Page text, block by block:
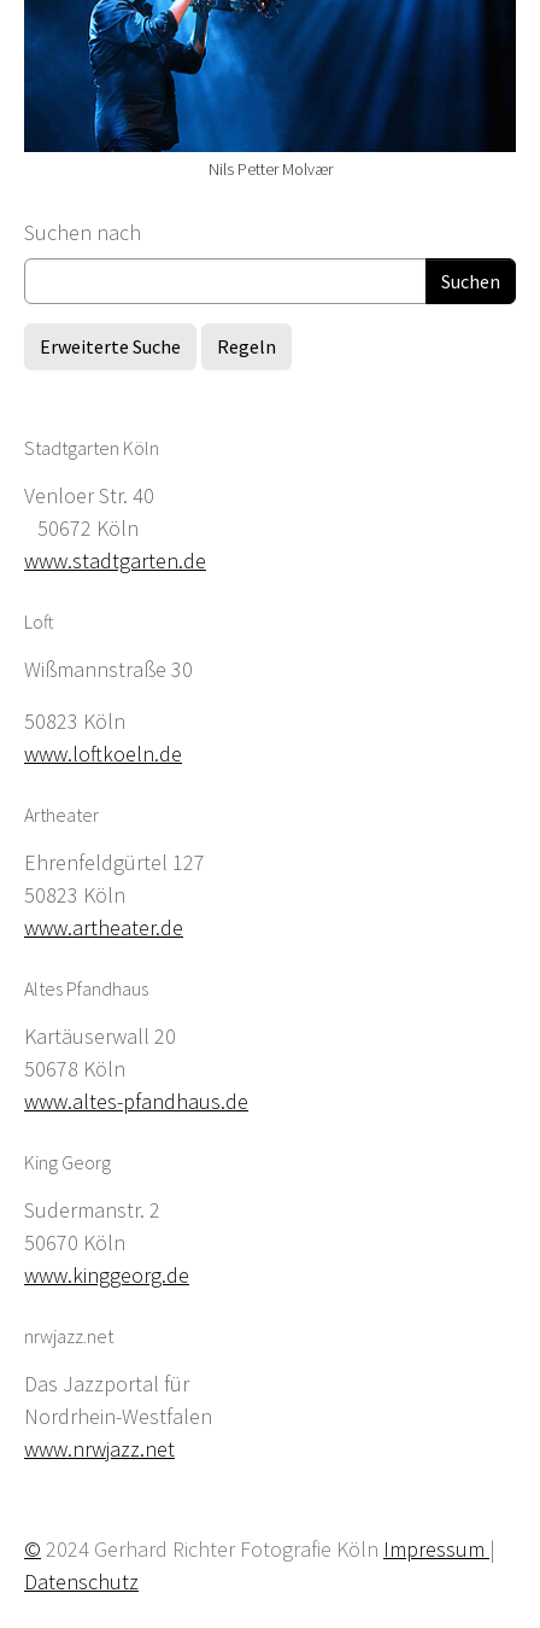
Nils Petter Molvær
Suchformular
Suchen nach
Erweiterte Suche Regeln
Stadtgarten Köln
Venloer Str. 40
50672 Köln
www.stadtgarten.de
Loft
Wißmannstraße 30
50823 Köln
www.loftkoeln.de
Artheater
Ehrenfeldgürtel 127
50823 Köln
www.artheater.de
Altes Pfandhaus
Kartäuserwall 20
50678 Köln
www.altes-pfandhaus.de
King Georg
Sudermanstr. 2
50670 Köln
www.kinggeorg.de
nrwjazz.net
Das Jazzportal für
Nordrhein-Westfalen
www.nrwjazz.net
© 2024 Gerhard Richter Fotografie Köln Impressum |
Datenschutz